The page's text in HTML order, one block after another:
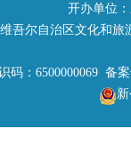
分社
范围
开办单位
吾尔自治区文化和
码：6500000069 备